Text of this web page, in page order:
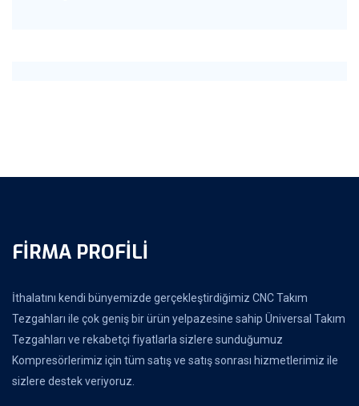
FIRMA PROFILI
İthalatını kendi bünyemizde gerçekleştirdiğimiz CNC Takım
Tezgahları ile çok geniş bir ürün yelpazesine sahip Üniversal Takım
Tezgahları ve rekabetçi fiyatlarla sizlere sunduğumuz
Kompresörlerimiz için tüm satış ve satış sonrası hizmetlerimiz ile
sizlere destek veriyoruz.